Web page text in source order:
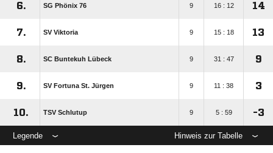
6. SG Phönix 76 9 16 : 12 14
7. SV Viktoria 9 15 : 18 13
8. SC Buntekuh Lübeck 9 31 : 47 9
9. SV Fortuna St. Jürgen 9 11 : 38 3
10. TSV Schlutup 9 5 : 59 -3
Legende Hinweis zur Tabelle